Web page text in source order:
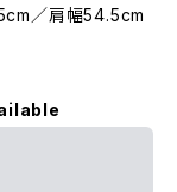
／肩幅54.5cm